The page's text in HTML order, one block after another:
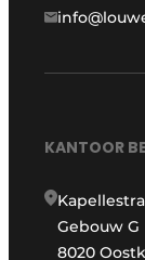
KANTOOR
Gebouw G
8020